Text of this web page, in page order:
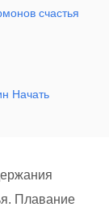
счастья
Начать
Плавание